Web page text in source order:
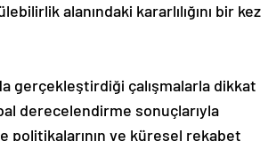
alanındaki kararlılığını bir kez
gerçekleştirdiği çalışmalarla dikkat
derecelendirme sonuçlarıyla
politikalarının ve küresel rekabet